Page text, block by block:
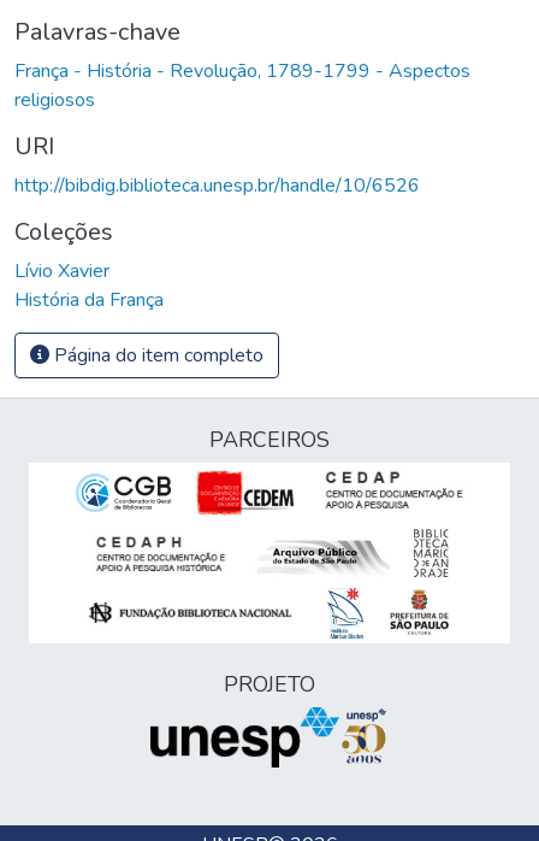
Palavras-chave
França - História - Revolução, 1789-1799 - Aspectos
religiosos
URI
http://bibdig.biblioteca.unesp.br/handle/10/6526
Coleções
Lívio Xavier
História da França
Página do item completo
PARCEIROS
PROJETO